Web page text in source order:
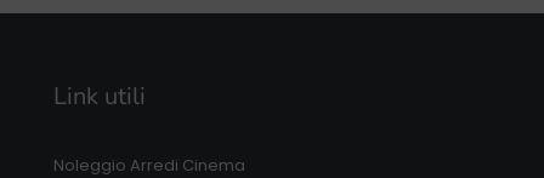
Link utili
Noleggio Arredi Cinema